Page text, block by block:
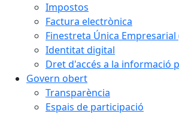
Impostos
Factura electrònica
Finestreta Única Empresarial
Identitat digital
Dret d'accés a la informació
Govern obert
Transparència
Espais de participació